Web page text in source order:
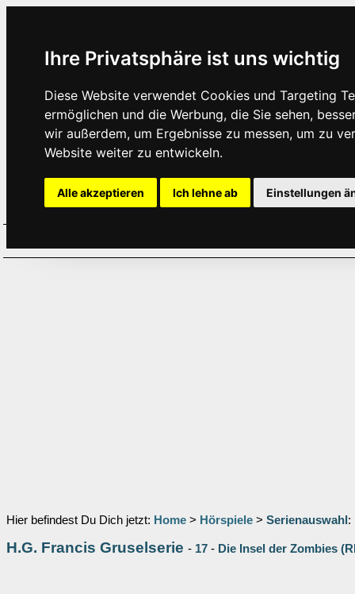
Ihre Privatsphäre ist uns wichtig
Diese Website verwendet Cookies und Targeting
ermöglichen und die Werbung, die Sie sehen,
wir außerdem, um Ergebnisse zu messen, um zu
Website weiter zu entwickeln.
Alle akzeptieren Ich lehne ab Einstellungen
Hier befindest Du Dich jetzt: Home > Hörspiele > Serienauswahl :
H.G. Francis Gruselserie - 17 - Die Insel der Zombies